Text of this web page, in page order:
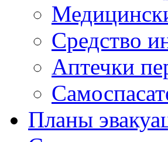
Средство
Аптечки
Планы